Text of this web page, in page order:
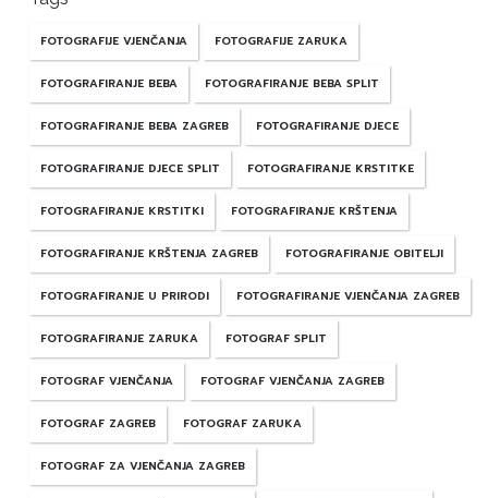
FOTOGRAFIJE VJENČANJA FOTOGRAFIJE ZARUKA
FOTOGRAFIRANJE BEBA FOTOGRAFIRANJE BEBA SPLIT
FOTOGRAFIRANJE BEBA ZAGREB FOTOGRAFIRANJE DJECE
FOTOGRAFIRANJE DJECE SPLIT FOTOGRAFIRANJE KRSTITKE
FOTOGRAFIRANJE KRSTITKI FOTOGRAFIRANJE KRŠTENJA
FOTOGRAFIRANJE KRŠTENJA ZAGREB FOTOGRAFIRANJE OBITELJI
FOTOGRAFIRANJE U PRIRODI FOTOGRAFIRANJE VJENČANJA ZAGREB
FOTOGRAFIRANJE ZARUKA FOTOGRAF SPLIT
FOTOGRAF VJENČANJA FOTOGRAF VJENČANJA ZAGREB
FOTOGRAF ZAGREB FOTOGRAF ZARUKA
FOTOGRAF ZA VJENČANJA ZAGREB